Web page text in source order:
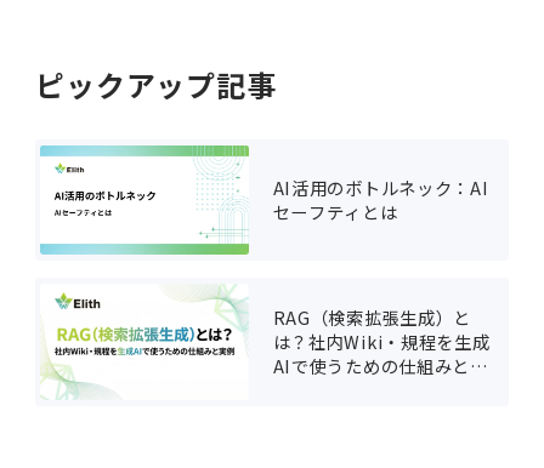
ピックアップ記事
AI活用のボトルネック：AI
セーフティとは
RAG（検索拡張生成）と
は？社内Wiki・規程を生成
AIで使うための仕組みと実